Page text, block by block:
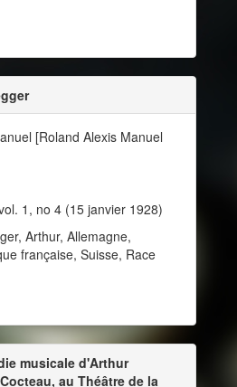
[Roland Alexis Manuel
1, no 4 (15 janvier 1928)
Arthur, Allemagne,
française, Suisse, Race
musicale d'Arthur
au Théâtre de la